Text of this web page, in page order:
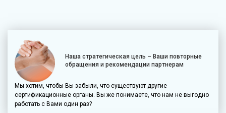
Наша стратегическая цель – Ваши повторные
обращения и рекомендации партнерам
Мы хотим, чтобы Вы забыли, что существуют другие
сертификационные органы. Вы же понимаете, что нам не выгодно
работать с Вами один раз?